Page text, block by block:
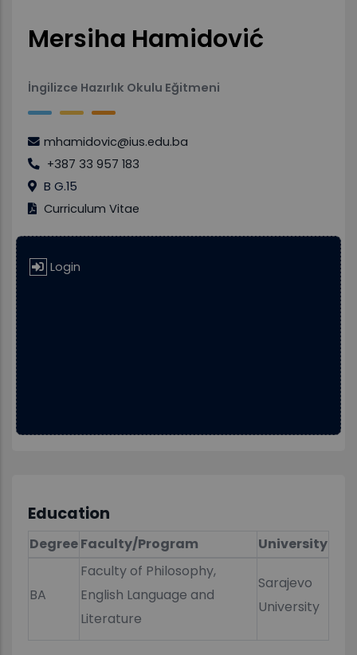
Mersiha Hamidović
İngilizce Hazırlık Okulu Eğitmeni
mhamidovic@ius.edu.ba
+387 33 957 183
B G.15
Curriculum Vitae
Login
Education
DegreeFaculty/Program University
BA
Faculty of Philosophy,
English Language and
Literature
Sarajevo
University